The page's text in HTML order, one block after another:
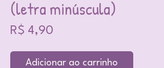
(letra minúscula)
R$ 4,90
Adicionar ao carrinho